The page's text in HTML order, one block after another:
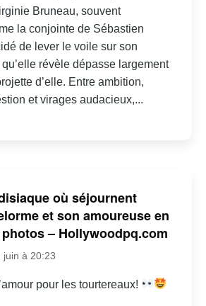
Bruneau, souvent
la conjointe de Sébastien
de lever le voile sur son
révèle dépasse largement
d’elle. Entre ambition,
et virages audacieux,...
où séjournent
et son amoureuse en
– Hollywoodpq.com
juin à 20:23
pour les tourtereaux!